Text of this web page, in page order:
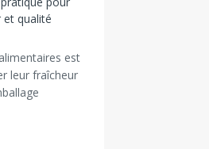
et qualité
est
leur fraîcheur